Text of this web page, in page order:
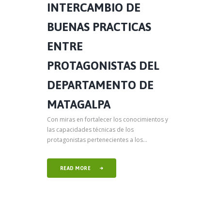
INTERCAMBIO DE
BUENAS PRACTICAS
ENTRE
PROTAGONISTAS DEL
DEPARTAMENTO DE
MATAGALPA
Con miras en fortalecer los conocimientos y
las capacidades técnicas de los
protagonistas pertenecientes a los...
READ MORE